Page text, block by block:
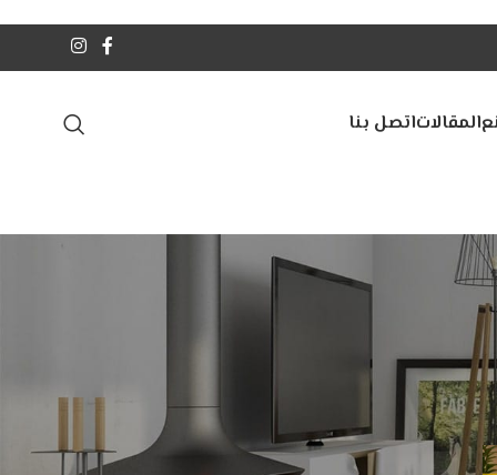
المقالاتاتصل بنا
أحدث المقالات
| أيهما أفضل لمشروعك؟
أغسطس 5, 2026